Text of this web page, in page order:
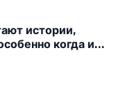
истории,
когда им
написаны